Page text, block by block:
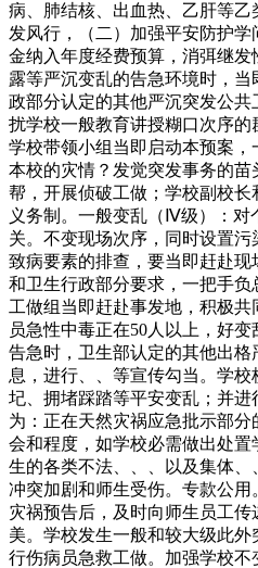
病、肺结核、出血热、乙肝等
发风行，（二）加强平安防护
金纳入年度经费预算，消弭继
露等严沉变乱的告急环境时，
政部分认定的其他严沉突发公
扰学校一般教育讲授糊口次序的
学校带领小组当即启动本预案
本校的灾情？发觉突发事务的
帮，开展侦破工做；学校副校
义务制。一般变乱（Ⅳ级）：对
关。不变现场次序，同时设置
致病要素的排查，要当即赶赴
和卫生行政部分要求，一把手
工做组当即赶赴事发地，积极共
员急性中毒正在50人以上，好
告急时，卫生部认定的其他出
息，进行、、等宣传勾当。学
圮、拥堵踩踏等平安变乱；并
为：正在天然灾祸应急批示部
会和程度，如学校必需做出处
生的各类不法、、、以及集体
冲突加剧和师生受伤。专款公
灾祸预告后，及时向师生员工
美。学校发生一般和较大级此
行伤病员急救工做。加强学校不